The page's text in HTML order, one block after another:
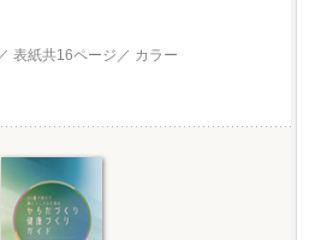
表紙共16ページ／ カラー